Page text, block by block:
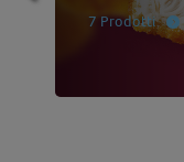
7 Prodotti